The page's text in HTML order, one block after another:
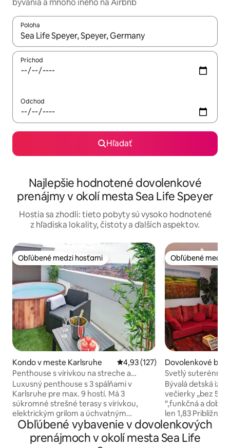
bývania a mnoho iného na Airbnb
Poloha
Keď budú výsledky k dispozícii, môžete si ich prechádzať
Príchod
Odchod
Hľadať
Najlepšie hodnotené dovolenkové
prenájmy v okolí mesta Sea Life Speyer
Hostia sa zhodli: tieto pobyty sú vysoko hodnotené
z hľadiska lokality, čistoty a ďalších aspektov.
Obľúbené medzi hosťami
Obľúbené medzi hosťami
Kondo v meste Karlsruhe Priemerné ohodnotenie 4,93 z
4,93 (127)
Penthouse s vírivkou na streche a
výhľadom
Luxusný penthouse s 3 spálňami v
Karlsruhe pre max. 9 hostí. Má 3
súkromné strešné terasy s vírivkou,
elektrickým grilom a úchvatným
panoramatickým výhľadom na mesto,
Čierny les a Francúzsko. NOVÁ
klimatizácia vo všetkých izbách. Budova
Obľúbené medzi
Obľúbené medzi
Dovolenkové
te Speyer
Svetlý suterénny
Bývalá detská
večierky „bez 5-
“,funkčná a
len 1,83 Približne
technologického
metrov od
zelene, Rýn a
Obľúbené vybavenie v dovolenkových
prenájmoch v okolí mesta Sea Life